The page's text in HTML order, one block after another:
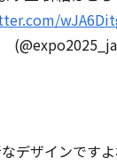
デザインです